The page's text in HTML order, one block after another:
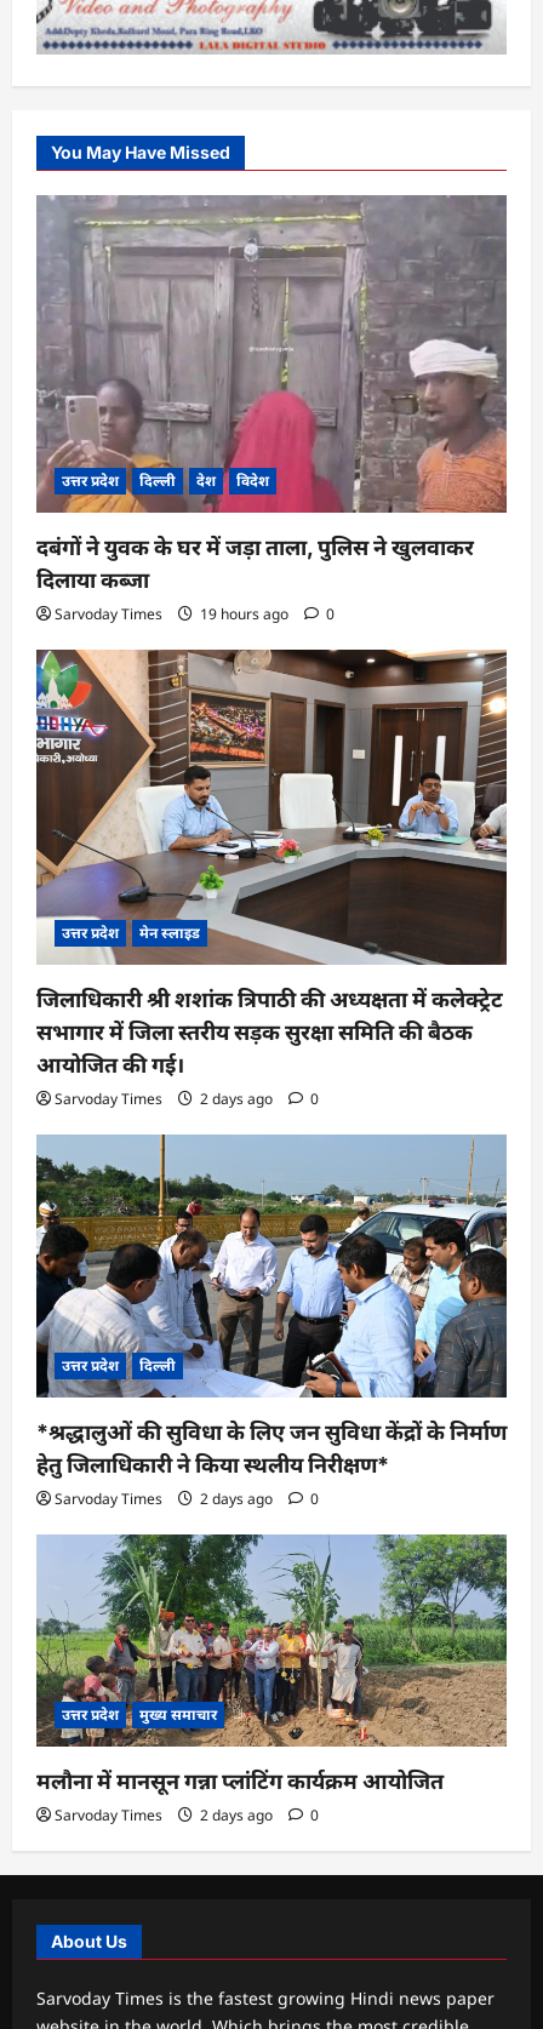
You May Have Missed
उत्तर प्रदेश दिल्ली देश विदेश
दबंगों ने युवक के घर में जड़ा ताला, पुलिस ने खुलवाकर
दिलाया कब्जा
Sarvoday Times 19 hours ago 0
उत्तर प्रदेश मेन स्लाइड
जिलाधिकारी श्री शशांक त्रिपाठी की अध्यक्षता में कलेक्ट्रेट
सभागार में जिला स्तरीय सड़क सुरक्षा समिति की बैठक
आयोजित की गई।
Sarvoday Times 2 days ago 0
उत्तर प्रदेश दिल्ली
*श्रद्धालुओं की सुविधा के लिए जन सुविधा केंद्रों के निर्माण
हेतु जिलाधिकारी ने किया स्थलीय निरीक्षण*
Sarvoday Times 2 days ago 0
उत्तर प्रदेश मुख्य समाचार
मलौना में मानसून गन्ना प्लांटिंग कार्यक्रम आयोजित
Sarvoday Times 2 days ago 0
About Us
Sarvoday Times is the fastest growing Hindi news paper